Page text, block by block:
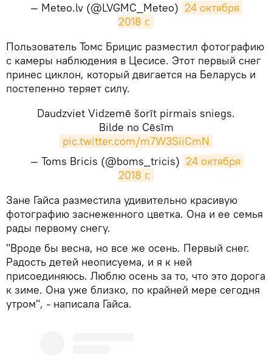
— Meteo.lv (@LVGMC_Meteo) 24 октября
2018 г.
​Пользователь Томс Брицис разместил фотографию
с камеры наблюдения в Цесисе. Этот первый снег
принес циклон, который двигается на Беларусь и
постепенно теряет силу.
Daudzviet Vidzemē šorīt pirmais sniegs.
Bilde no Cēsīm
pic.twitter.com/m7W3SiiCmN
— Toms Bricis (@boms_tricis) 24 октября
2018 г.
​Зане Гайса разместила удивительно красивую
фотографию заснеженного цветка. Она и ее семья
рады первому снегу.
"Вроде бы весна, но все же осень. Первый снег.
Радость детей неописуема, и я к ней
присоединяюсь. Люблю осень за то, что это дорога
к зиме. Она уже близко, по крайней мере сегодня
утром", - написала Гайса.